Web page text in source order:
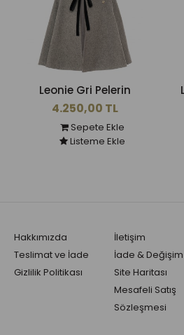
Leonie Gri Pelerin
4.250,00 TL
Sepete Ekle
Listeme Ekle
Hakkımızda
Teslimat ve İade
Gizlilik Politikası
İletişim
İade & Değişim
Site Haritası
Mesafeli Satış
Sözleşmesi